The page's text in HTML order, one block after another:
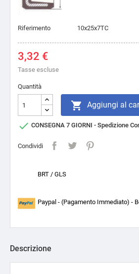
Riferimento 10x25x7TC
3,32 €
Tasse escluse
Quantità
 Aggiungi al
 CONSEGNA 7 GIORNI - Spedizione
Condividi
BRT / GLS
Paypal - (Pagamento Immediato) -
Descrizione